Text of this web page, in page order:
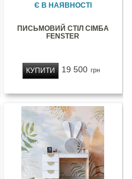
Є В НАЯВНОСТІ
ПИСЬМОВИЙ СТІЛ СІМБА
FENSTER
19 500 грн
КУПИТИ